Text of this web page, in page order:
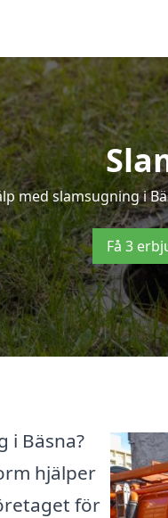
med slamsugning i
Få 3
i Bäsna?
hjälper
för